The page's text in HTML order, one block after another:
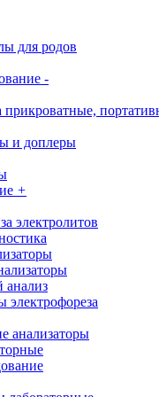
для родов
-
и доплеры
+
электролитов
электрофореза
анализаторы